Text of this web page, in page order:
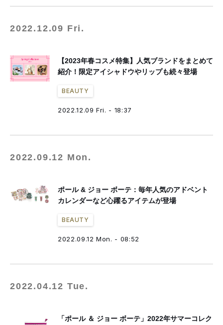
2022.12.09 Fri.
【2023年春コスメ特集】人気ブランドをまとめて
紹介！限定アイシャドウやリップも続々登場
BEAUTY
2022.12.09 Fri. - 18:37
2022.09.12 Mon.
ポール & ジョー ボーテ：毎年人気のアドベント
カレンダーなど心躍るアイテムが登場
BEAUTY
2022.09.12 Mon. - 08:52
2022.04.12 Tue.
「ポール ＆ ジョー ボーテ」2022年サマーコレク